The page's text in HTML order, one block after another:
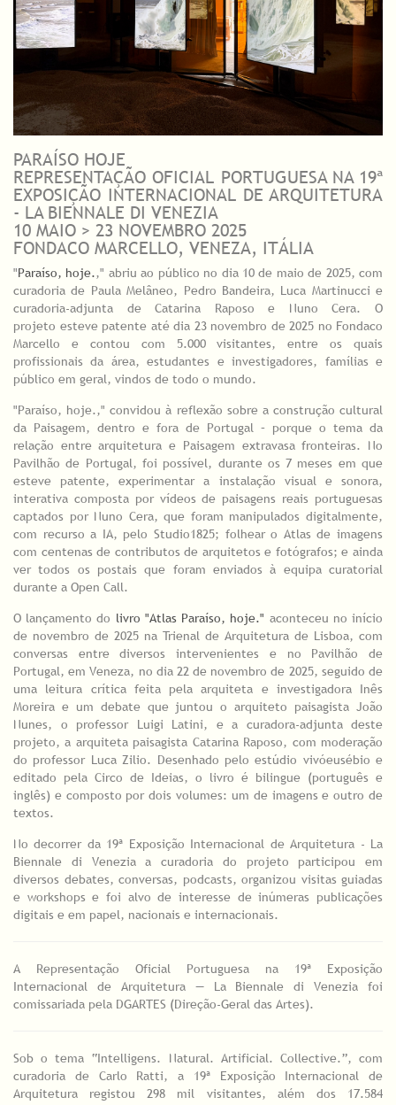
PARAÍSO HOJE
REPRESENTAÇÃO OFICIAL PORTUGUESA NA 19ª
EXPOSIÇÃO INTERNACIONAL DE ARQUITETURA
- LA BIENNALE DI VENEZIA
10 MAIO > 23 NOVEMBRO 2025
FONDACO MARCELLO, VENEZA, ITÁLIA
"Paraíso, hoje.," abriu ao público no dia 10 de maio de 2025, com
curadoria de Paula Melâneo, Pedro Bandeira, Luca Martinucci e
curadoria-adjunta de Catarina Raposo e Nuno Cera. O
projeto esteve patente até dia 23 novembro de 2025 no Fondaco
Marcello e contou com 5.000 visitantes, entre os quais
profissionais da área, estudantes e investigadores, famílias e
público em geral, vindos de todo o mundo.
"Paraíso, hoje.," convidou à reflexão sobre a construção cultural
da Paisagem, dentro e fora de Portugal – porque o tema da
relação entre arquitetura e Paisagem extravasa fronteiras. No
Pavilhão de Portugal, foi possível, durante os 7 meses em que
esteve patente, experimentar a instalação visual e sonora,
interativa composta por vídeos de paisagens reais portuguesas
captados por Nuno Cera, que foram manipulados digitalmente,
com recurso a IA, pelo Studio1825; folhear o Atlas de imagens
com centenas de contributos de arquitetos e fotógrafos; e ainda
ver todos os postais que foram enviados à equipa curatorial
durante a Open Call.
O lançamento do livro "Atlas Paraíso, hoje." aconteceu no início
de novembro de 2025 na Trienal de Arquitetura de Lisboa, com
conversas entre diversos intervenientes e no Pavilhão de
Portugal, em Veneza, no dia 22 de novembro de 2025, seguido de
uma leitura crítica feita pela arquiteta e investigadora Inês
Moreira e um debate que juntou o arquiteto paisagista João
Nunes, o professor Luigi Latini, e a curadora-adjunta deste
projeto, a arquiteta paisagista Catarina Raposo, com moderação
do professor Luca Zilio. Desenhado pelo estúdio vivóeusébio e
editado pela Circo de Ideias, o livro é bilingue (português e
inglês) e composto por dois volumes: um de imagens e outro de
textos.
No decorrer da 19ª Exposição Internacional de Arquitetura - La
Biennale di Venezia a curadoria do projeto participou em
diversos debates, conversas, podcasts, organizou visitas guiadas
e workshops e foi alvo de interesse de inúmeras publicações
digitais e em papel, nacionais e internacionais.
A Representação Oficial Portuguesa na 19ª Exposição
Internacional de Arquitetura — La Biennale di Venezia foi
comissariada pela DGARTES (Direção-Geral das Artes).
Sob o tema “Intelligens. Natural. Artificial. Collective.”, com
curadoria de Carlo Ratti, a 19ª Exposição Internacional de
Arquitetura registou 298 mil visitantes, além dos 17.584